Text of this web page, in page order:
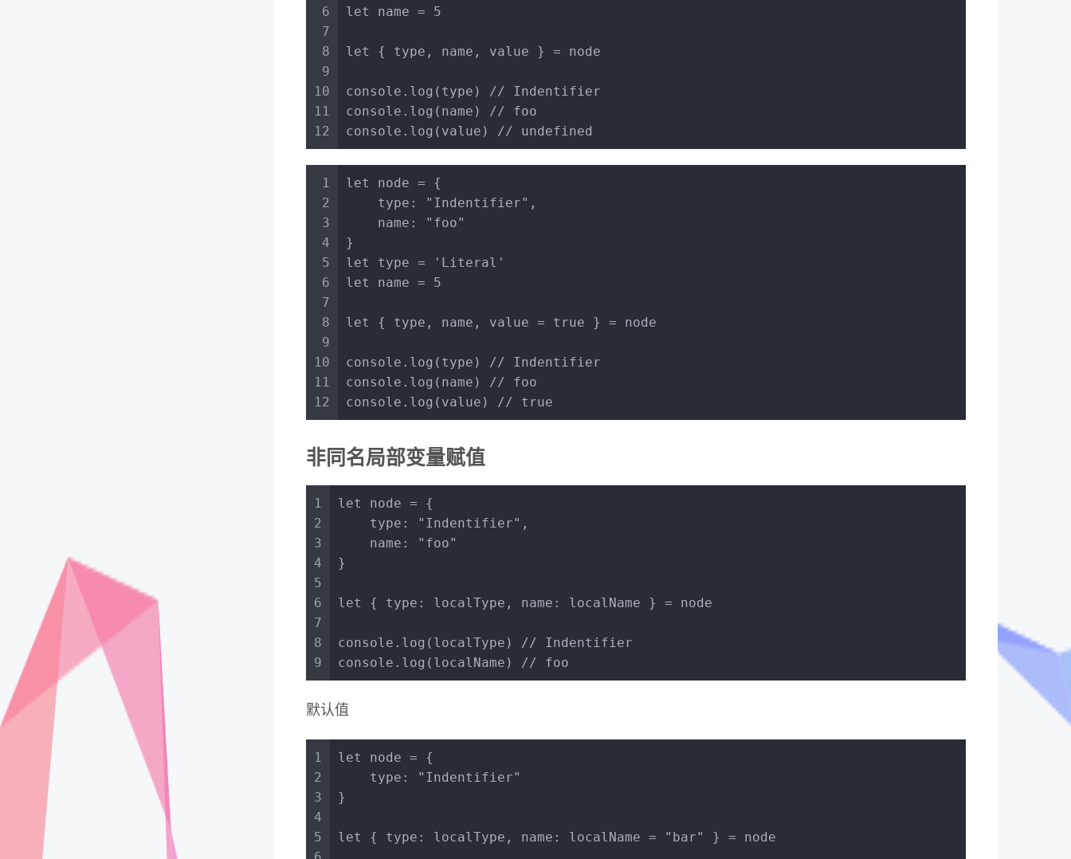
6
7
8
9
10
11
12
let
name = 5
let { type, name, value } = node
console . log (type) // Indentifier
console . log (name) // foo
console . log (value) // undefined
1
2
3
4
5
6
7
8
9
10
11
12
let
node = {
type : "Indentifier" ,
name :
"foo"
}
let
type =
'Literal'
let
name = 5
let { type, name, value = true } = node
console . log (type) // Indentifier
console . log (name) // foo
console . log (value) // true
非同名局部变量赋值
1
2
3
4
5
6
7
8
9
let
node = {
type : "Indentifier" ,
name :
"foo"
}
let { type : localType, name : localName } = node
console . log (localType) // Indentifier
console . log (localName) // foo
默认值
1
2
3
4
5
let
node = {
type :
"Indentifier"
}
let { type : localType, name : localName = "bar" } = node